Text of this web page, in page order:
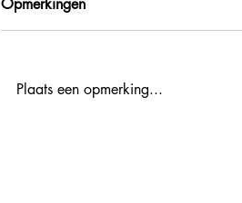
Opmerkingen
Plaats een opmerking...